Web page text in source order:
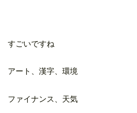
すごいですね
アート、漢字、環境
ファイナンス、天気